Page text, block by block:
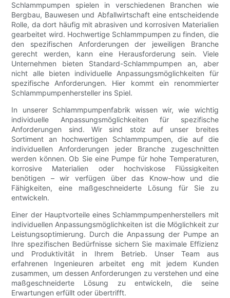
Schlammpumpen spielen in verschiedenen Branchen wie
Bergbau, Bauwesen und Abfallwirtschaft eine entscheidende
Rolle, da dort häufig mit abrasiven und korrosiven Materialien
gearbeitet wird. Hochwertige Schlammpumpen zu finden, die
den spezifischen Anforderungen der jeweiligen Branche
gerecht werden, kann eine Herausforderung sein. Viele
Unternehmen bieten Standard-Schlammpumpen an, aber
nicht alle bieten individuelle Anpassungsmöglichkeiten für
spezifische Anforderungen. Hier kommt ein renommierter
Schlammpumpenhersteller ins Spiel.
In unserer Schlammpumpenfabrik wissen wir, wie wichtig
individuelle Anpassungsmöglichkeiten für spezifische
Anforderungen sind. Wir sind stolz auf unser breites
Sortiment an hochwertigen Schlammpumpen, die auf die
individuellen Anforderungen jeder Branche zugeschnitten
werden können. Ob Sie eine Pumpe für hohe Temperaturen,
korrosive Materialien oder hochviskose Flüssigkeiten
benötigen – wir verfügen über das Know-how und die
Fähigkeiten, eine maßgeschneiderte Lösung für Sie zu
entwickeln.
Einer der Hauptvorteile eines Schlammpumpenherstellers mit
individuellen Anpassungsmöglichkeiten ist die Möglichkeit zur
Leistungsoptimierung. Durch die Anpassung der Pumpe an
Ihre spezifischen Bedürfnisse sichern Sie maximale Effizienz
und Produktivität in Ihrem Betrieb. Unser Team aus
erfahrenen Ingenieuren arbeitet eng mit jedem Kunden
zusammen, um dessen Anforderungen zu verstehen und eine
maßgeschneiderte Lösung zu entwickeln, die seine
Erwartungen erfüllt oder übertrifft.